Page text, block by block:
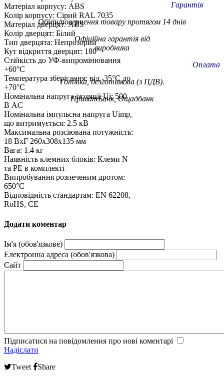
Гарантія
Обмін/повернення товару протягом 14 днів
Офіційна гарантія від
виробника
Оплата
Готівка, безготівкова (з ПДВ).
ПриватБанк, Ощадбанк
Матеріал корпусу: ABS
Колір корпусу: Сірий RAL 7035
Матеріал дверцят: ABS
Колір дверцят: Білий
Тип дверцята: Непрозорий
Кут відкриття дверцят: 180°
Стійкість до УФ-випромінювання
+60°C
Температура зберігання: від -35°C до
+70°C
Номінальна напруга ізоляції Ui: 500
В AC
Номінальна імпульсна напруга Uimp,
що витримується: 2.5 кВ
Максимальна розсіювана потужність:
18 ВxГ 260x308x135 мм
Вага: 1.4 кг
Наявність клемних блоків: Клеми N
та PE в комплекті
Випробування розпеченим дротом:
650°C
Відповідність стандартам: EN 62208,
RoHS, CE
Додати коментар
Ім'я (обов'язкове)
Електронна адреса (обов'язкова)
Сайт
Підписатися на повідомлення про нові коментарі
Надіслати
Tweet
Share